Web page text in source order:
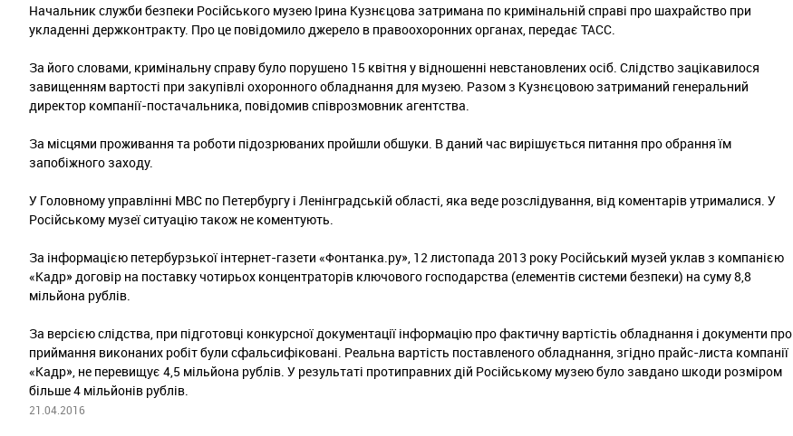
Начальник служби безпеки Російського музею Ірина Кузнєцова затримана по кримінальній справі про шахрайство при
укладенні держконтракту. Про це повідомило джерело в правоохоронних органах, передає ТАСС.
За його словами, кримінальну справу було порушено 15 квітня у відношенні невстановлених осіб. Слідство зацікавилося
завищенням вартості при закупівлі охоронного обладнання для музею. Разом з Кузнєцовою затриманий генеральний
директор компанії-постачальника, повідомив співрозмовник агентства.
За місцями проживання та роботи підозрюваних пройшли обшуки. В даний час вирішується питання про обрання їм
запобіжного заходу.
У Головному управлінні МВС по Петербургу і Ленінградській області, яка веде розслідування, від коментарів утрималися. У
Російському музеї ситуацію також не коментують.
За інформацією петербурзької інтернет-газети «Фонтанка.ру», 12 листопада 2013 року Російський музей уклав з компанією
«Кадр» договір на поставку чотирьох концентраторів ключового господарства (елементів системи безпеки) на суму 8,8
мільйона рублів.
За версією слідства, при підготовці конкурсної документації інформацію про фактичну вартістіь обладнання і документи про
приймання виконаних робіт були сфальсифіковані. Реальна вартість поставленого обладнання, згідно прайс-листа компанії
«Кадр», не перевищує 4,5 мільйона рублів. У результаті протиправних дій Російському музею було завдано шкоди розміром
більше 4 мільйонів рублів.
21.04.2016